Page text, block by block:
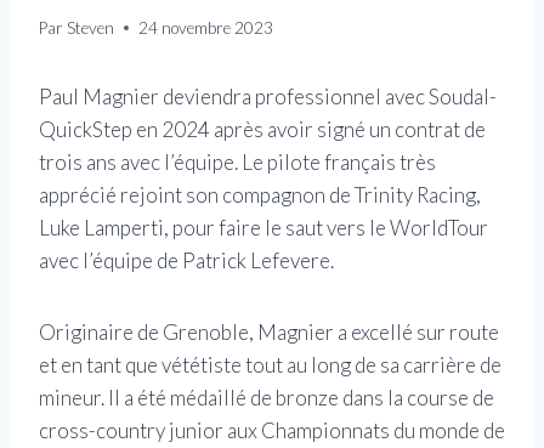
Par Steven 24 novembre 2023
Paul Magnier deviendra professionnel avec Soudal-
QuickStep en 2024 après avoir signé un contrat de
trois ans avec l’équipe. Le pilote français très
apprécié rejoint son compagnon de Trinity Racing,
Luke Lamperti, pour faire le saut vers le WorldTour
avec l’équipe de Patrick Lefevere.
Originaire de Grenoble, Magnier a excellé sur route
et en tant que vététiste tout au long de sa carrière de
mineur. Il a été médaillé de bronze dans la course de
cross-country junior aux Championnats du monde de